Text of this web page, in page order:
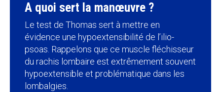
A quoi sert la manœuvre ?
Le test de Thomas sert à mettre en
évidence une hypoextensibilité de l’ilio-
psoas. Rappelons que ce muscle fléchisseur
du rachis lombaire est extrêmement souvent
hypoextensible et problématique dans les
lombalgies.